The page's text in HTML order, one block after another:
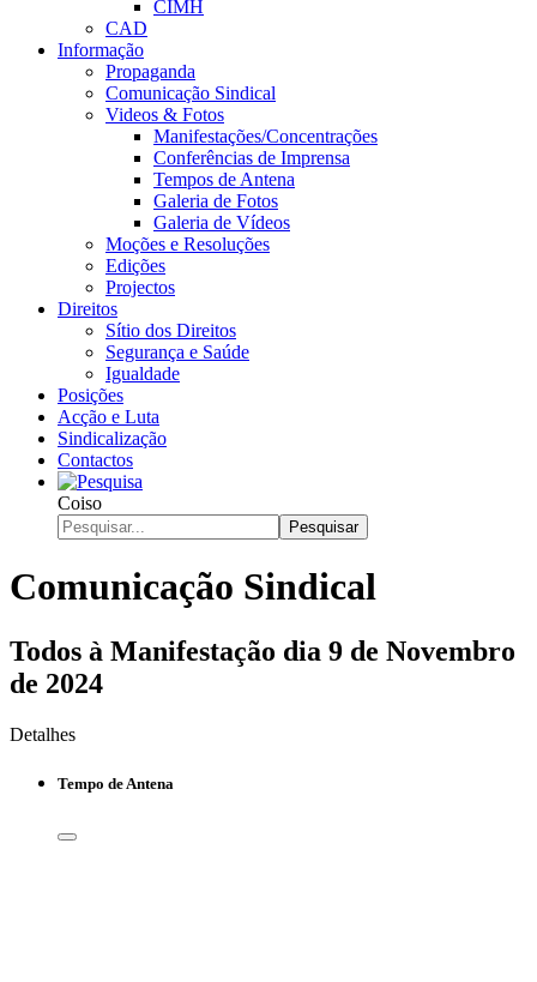
CIMH
CAD
Informação
Propaganda
Comunicação Sindical
Videos & Fotos
Manifestações/Concentrações
Conferências de Imprensa
Tempos de Antena
Galeria de Fotos
Galeria de Vídeos
Moções e Resoluções
Edições
Projectos
Direitos
Sítio dos Direitos
Segurança e Saúde
Igualdade
Posições
Acção e Luta
Sindicalização
Contactos
Coiso
Pesquisar
Comunicação Sindical
Todos à Manifestação dia 9 de Novembro
de 2024
Detalhes
Tempo de Antena